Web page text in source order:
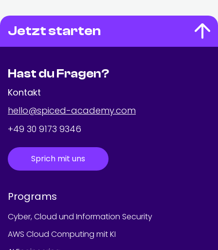
Jetzt starten
Hast du Fragen?
Kontakt
hello@spiced-academy.com
+49 30 9173 9346
Sprich mit uns
Programs
Cyber, Cloud und Information Security
AWS Cloud Computing mit KI